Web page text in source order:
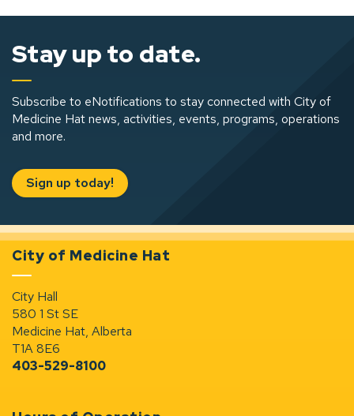
Stay up to date.
Subscribe to eNotifications to stay connected with City of
Medicine Hat news, activities, events, programs, operations
and more.
Sign up today!
City of Medicine Hat
City Hall
580 1 St SE
Medicine Hat, Alberta
T1A 8E6
403-529-8100